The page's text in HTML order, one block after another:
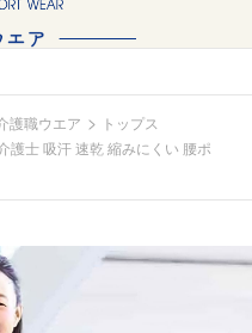
護職ウエア > トップス
護士 吸汗 速乾 縮みにくい 腰ポ